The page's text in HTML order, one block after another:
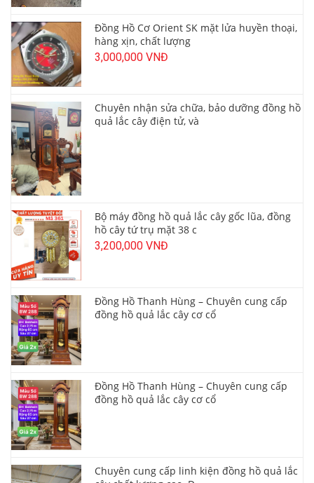
Đồng Hồ Cơ Orient SK mặt lửa huyền thoại,
hàng xịn, chất lượng
3,000,000 VNĐ
Chuyên nhận sửa chữa, bảo dưỡng đồng hồ
quả lắc cây điện tử, và
Bộ máy đồng hồ quả lắc cây gốc lũa, đồng
hồ cây tứ trụ mặt 38 c
3,200,000 VNĐ
Đồng Hồ Thanh Hùng – Chuyên cung cấp
đồng hồ quả lắc cây cơ cổ
Đồng Hồ Thanh Hùng – Chuyên cung cấp
đồng hồ quả lắc cây cơ cổ
Chuyên cung cấp linh kiện đồng hồ quả lắc